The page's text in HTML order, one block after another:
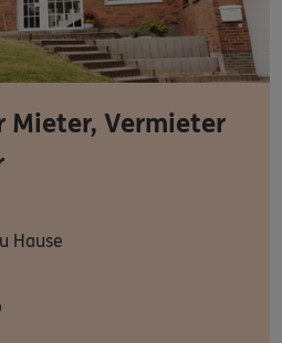
Altersvorsorge
selbst berechnen.
informieren
Mieter, Vermieter
Hause